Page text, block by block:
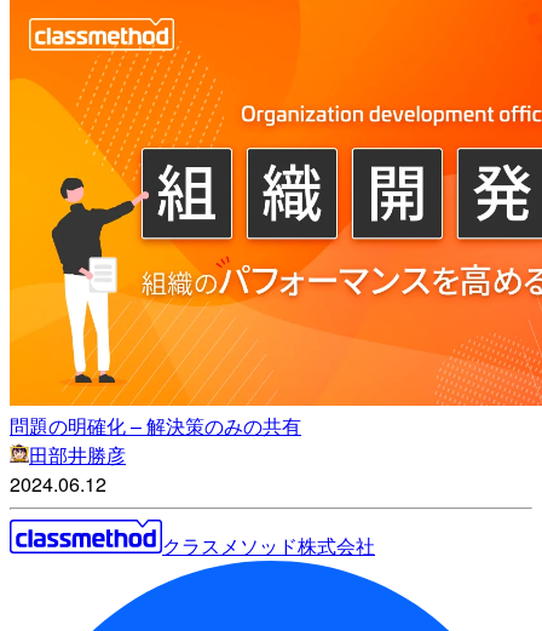
問題の明確化 – 解決策のみの共有
田部井勝彦
2024.06.12
クラスメソッド株式会社